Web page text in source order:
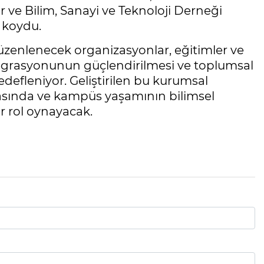
ve Bilim, Sanayi ve Teknoloji Derneği
koydu.
organizasyonlar, eğitimler ve
güçlendirilmesi ve toplumsal
Geliştirilen bu kurumsal
ve kampüs yaşamının bilimsel
rol oynayacak.